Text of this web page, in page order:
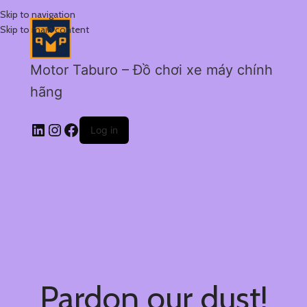
Skip to navigation
Skip to main content
Motor Taburo – Đồ chơi xe máy chính
hãng
Log in
Pardon our dust!